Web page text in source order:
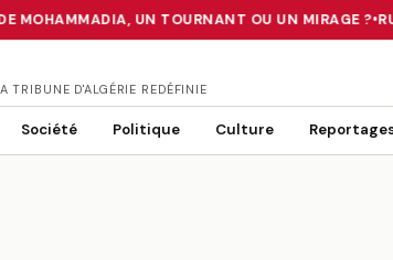
MOHAMMADIA, UN TOURNANT OU UN MIRAGE ?•
«TIER III» DE MOHAMMADIA, UN TOURNANT OU
TRIBUNE D'ALGÉRIE REDÉFINIE
Société Politique Culture